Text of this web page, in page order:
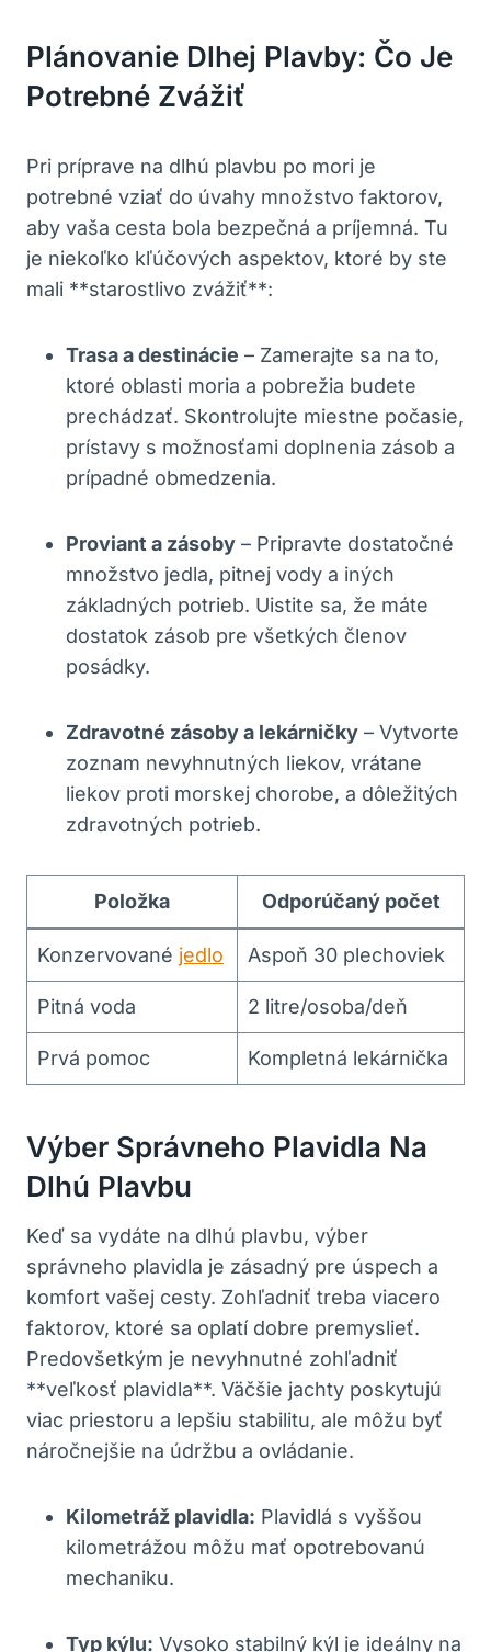
Plánovanie Dlhej Plavby: Čo Je
Potrebné Zvážiť
Pri príprave na dlhú plavbu po mori je
potrebné‍ vziať do úvahy množstvo faktorov,
aby vaša​ cesta bola bezpečná a príjemná. Tu
⁤je niekoľko kľúčových ‌aspektov, ktoré by‌ ste
mali **starostlivo zvážiť**:
Trasa⁤ a destinácie – Zamerajte sa na to,
ktoré oblasti moria a pobrežia ‌budete
prechádzať. Skontrolujte miestne počasie,⁤
prístavy ‌s‌ možnosťami doplnenia zásob ‍a
prípadné⁣ obmedzenia.
Proviant a zásoby – ⁢Pripravte ‍dostatočné⁣
množstvo jedla, pitnej vody a iných
základných potrieb. Uistite sa, že⁢ máte
⁢dostatok zásob ‌pre všetkých členov
posádky.
Zdravotné zásoby a lekárničky – Vytvorte
⁢zoznam nevyhnutných​ liekov, vrátane
liekov proti morskej chorobe, a dôležitých
zdravotných‌ potrieb.
Položka Odporúčaný počet
Konzervované⁣ jedlo Aspoň 30 plechoviek
Pitná voda 2 litre/osoba/deň
Prvá pomoc Kompletná lekárnička
Výber Správneho Plavidla Na⁢
Dlhú Plavbu
Keď sa vydáte na dlhú ‍plavbu, výber
správneho plavidla ​je zásadný pre úspech a
komfort vašej cesty. Zohľadniť treba viacero​
faktorov, ktoré sa oplatí dobre premyslieť.
Predovšetkým je ⁣nevyhnutné ​zohľadniť
**veľkosť plavidla**. Väčšie jachty ⁣poskytujú
‌viac priestoru a lepšiu stabilitu, ale môžu ​byť
náročnejšie na ⁢údržbu a ovládanie.
Kilometráž plavidla: Plavidlá ‍s vyššou
⁤kilometrážou môžu⁣ mať opotrebovanú
mechaniku.
Typ kýlu: ‌Vysoko stabilný‍ kýl je ideálny na